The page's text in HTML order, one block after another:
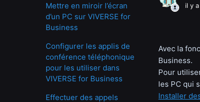
Mettre en miroir l’écran
d’un PC sur VIVERSE for
Business
Configurer les applis de
conférence téléphonique
pour les utiliser dans
VIVERSE for Business
Effectuer des appels
il y
Avec la
Business.
Pour
les PC qui
Installer